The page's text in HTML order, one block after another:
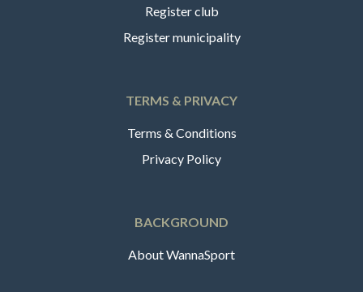
Register club
Register municipality
TERMS & PRIVACY
Terms & Conditions
Privacy Policy
BACKGROUND
About WannaSport